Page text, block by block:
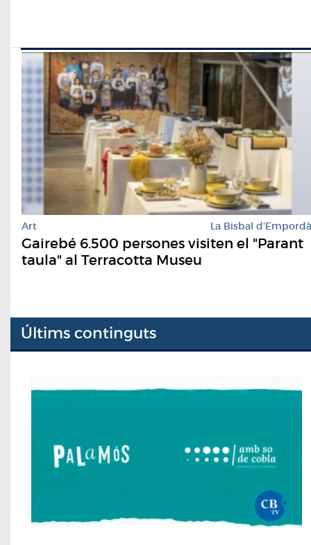
Art La Bisbal d'Empordà
Gairebé 6.500 persones visiten el "Parant
taula" al Terracotta Museu
Últims continguts